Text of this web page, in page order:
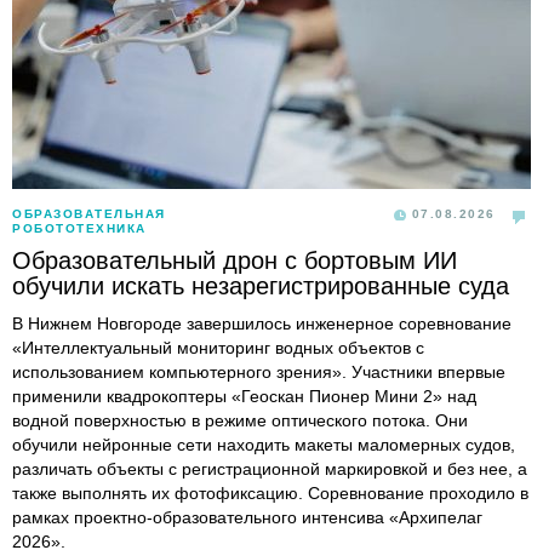
ОБРАЗОВАТЕЛЬНАЯ
РОБОТОТЕХНИКА
07.08.2026
Образовательный дрон с бортовым ИИ
обучили искать незарегистрированные суда
В Нижнем Новгороде завершилось инженерное соревнование
«Интеллектуальный мониторинг водных объектов с
использованием компьютерного зрения». Участники впервые
применили квадрокоптеры «Геоскан Пионер Мини 2» над
водной поверхностью в режиме оптического потока. Они
обучили нейронные сети находить макеты маломерных судов,
различать объекты с регистрационной маркировкой и без нее, а
также выполнять их фотофиксацию. Соревнование проходило в
рамках проектно-образовательного интенсива «Архипелаг
2026».